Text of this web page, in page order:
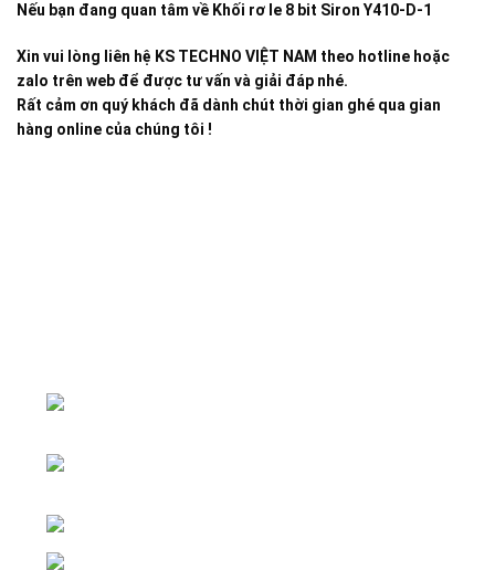
Nếu bạn đang quan tâm về Khối rơ le 8 bit Siron Y410-D-1
Xin vui lòng liên hệ KS TECHNO VIỆT NAM theo hotline hoặc
zalo trên web để được tư vấn và giải đáp nhé.
Rất cảm ơn quý khách đã dành chút thời gian ghé qua gian
hàng online của chúng tôi !